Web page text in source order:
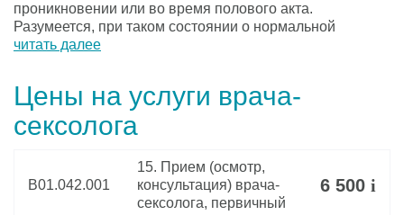
проникновении или во время полового акта.
Разумеется, при таком состоянии о нормальной
сексуальной жизни речи не идёт, а обращение к врачу-
читать далее
Цены на услуги врача-
сексолога
В01.042.001
15. Прием (осмотр,
консультация) врача-
сексолога, первичный
6 500 i